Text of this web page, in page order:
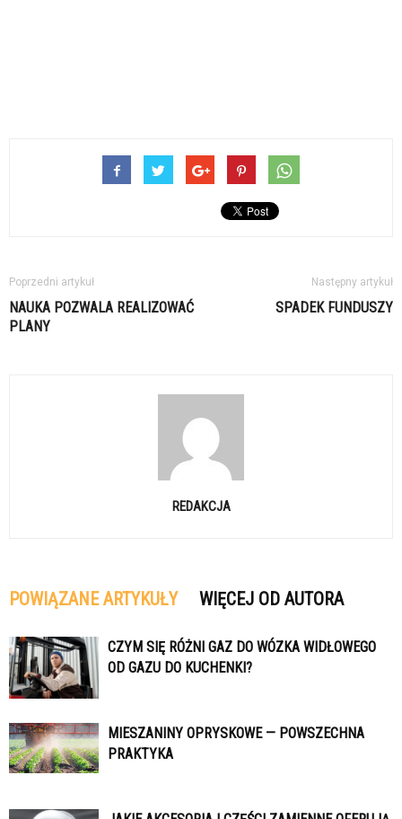
Poprzedni artykuł
NAUKA POZWALA REALIZOWAĆ
PLANY
Następny artykuł
SPADEK FUNDUSZY
REDAKCJA
POWIĄZANE ARTYKUŁY WIĘCEJ OD AUTORA
CZYM SIĘ RÓŻNI GAZ DO WÓZKA WIDŁOWEGO
OD GAZU DO KUCHENKI?
MIESZANINY OPRYSKOWE — POWSZECHNA
PRAKTYKA